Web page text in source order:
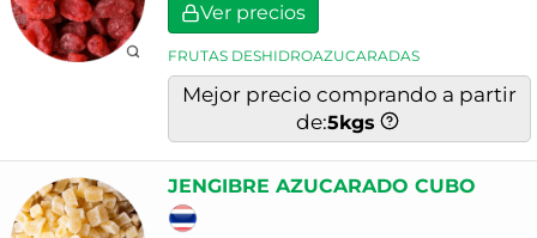
Ver precios
FRUTAS DESHIDROAZUCARADAS
Mejor precio comprando a partir
de:5kgs
JENGIBRE AZUCARADO CUBO